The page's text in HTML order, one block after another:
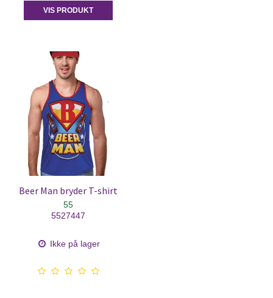
VIS PRODUKT
Beer Man bryder T-shirt
55
5527447
Ikke på lager